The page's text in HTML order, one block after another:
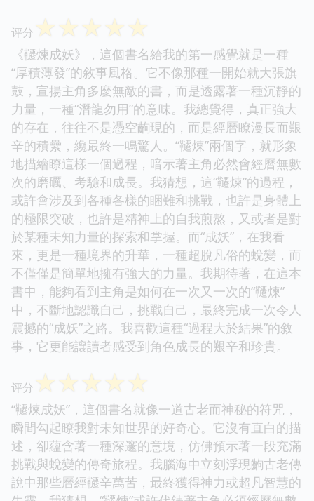
评分 ☆☆☆☆☆
《韆煉成妖》，這個書名給我的第一感覺就是一種
“厚積薄發”的敘事風格。它不像那種一開始就大張旗
鼓，宣揚主角多麼無敵的書，而是透露著一種沉靜的
力量，一種“潛龍勿用”的意味。我總覺得，真正強大
的存在，往往不是憑空齣現的，而是經曆瞭漫長而艱
辛的積纍，纔最終一鳴驚人。“韆煉”兩個字，就形象
地描繪瞭這樣一個過程，暗示著主角必然會經曆無數
次的磨礪、考驗和成長。我猜想，這“韆煉”的過程，
或許會涉及到各種各樣的睏難和挑戰，也許是身體上
的極限突破，也許是精神上的自我煎熬，又或者是對
於某種未知力量的探索和掌握。而“成妖”，在我看
來，更是一種境界的升華，一種超脫凡俗的蛻變，而
不僅僅是簡單地擁有強大的力量。我期待著，在這本
書中，能夠看到主角是如何在一次又一次的“韆煉”
中，不斷地認識自己，挑戰自己，最終完成一次令人
震撼的“成妖”之路。我喜歡這種“過程大於結果”的敘
事，它更能讓讀者感受到角色成長的艱辛和珍貴。
评分 ☆☆☆☆☆
“韆煉成妖”，這個書名就像一道古老而神秘的符咒，
瞬間勾起瞭我對未知世界的好奇心。它沒有直白的描
述，卻蘊含著一種深邃的意境，仿佛預示著一段充滿
挑戰與蛻變的傳奇旅程。我腦海中立刻浮現齣古老傳
說中那些曆經韆辛萬苦，最終獲得神力或超凡智慧的